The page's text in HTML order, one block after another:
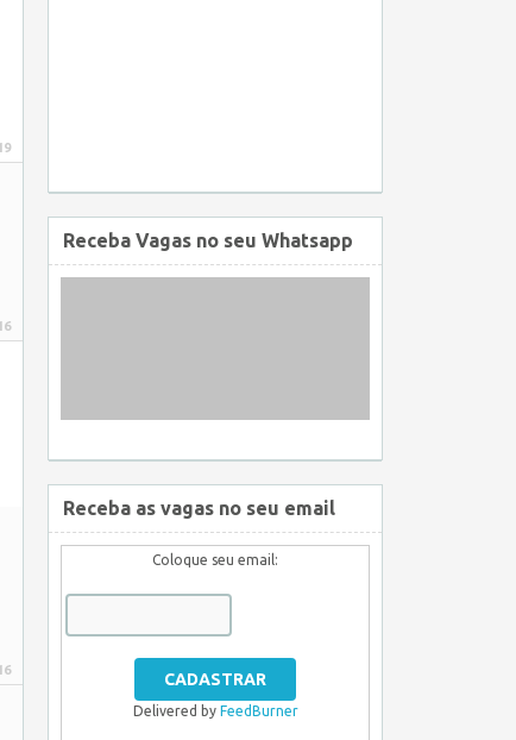
Receba Vagas no seu Whatsapp
Receba as vagas no seu email
Coloque seu email:
Delivered by FeedBurner